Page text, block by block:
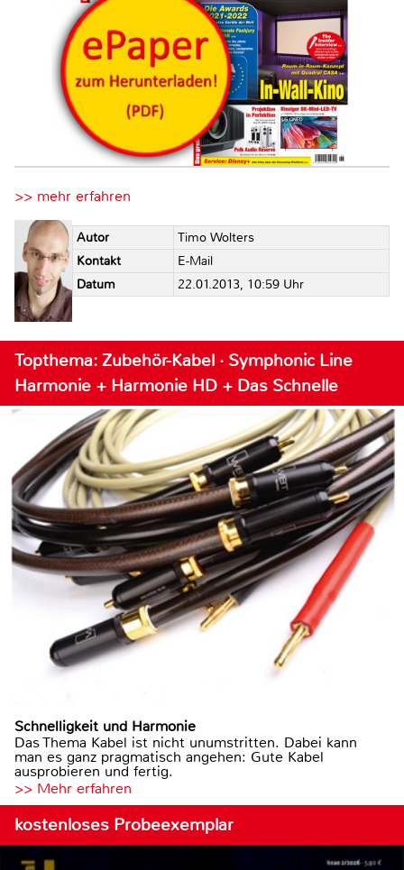
>> mehr erfahren
Autor
Timo Wolters
Kontakt
E-Mail
Datum
22.01.2013, 10:59 Uhr
Topthema: Zubehör-Kabel · Symphonic Line
Harmonie + Harmonie HD + Das Schnelle
Schnelligkeit und Harmonie
Das Thema Kabel ist nicht unumstritten. Dabei kann
man es ganz pragmatisch angehen: Gute Kabel
ausprobieren und fertig.
>> Mehr erfahren
kostenloses Probeexemplar